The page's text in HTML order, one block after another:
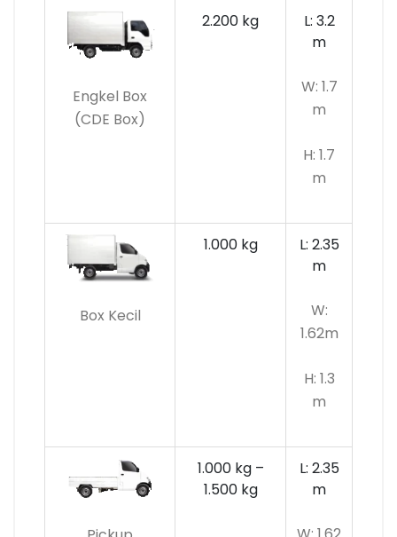
Engkel Box
(CDE Box)
2.200 kg
L: 3.2
m
W: 1.7
m
H: 1.7
m
Box Kecil
1.000 kg
L: 2.35
m
W:
1.62m
H: 1.3
m
1.000 kg –
1.500 kg
L: 2.35
m